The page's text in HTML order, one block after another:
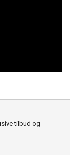
tilbud og